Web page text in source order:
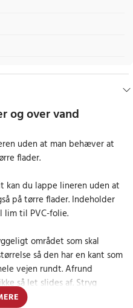
og over vand
uden at man behæver at
flader.
du lappe lineren uden at
på tørre flader. Indeholder
lim til PVC-folie.
området som skal
så den har en kant som
vejen rundt. Afrund
så let slides af. Stryg
Påfør limen sparsomt i et